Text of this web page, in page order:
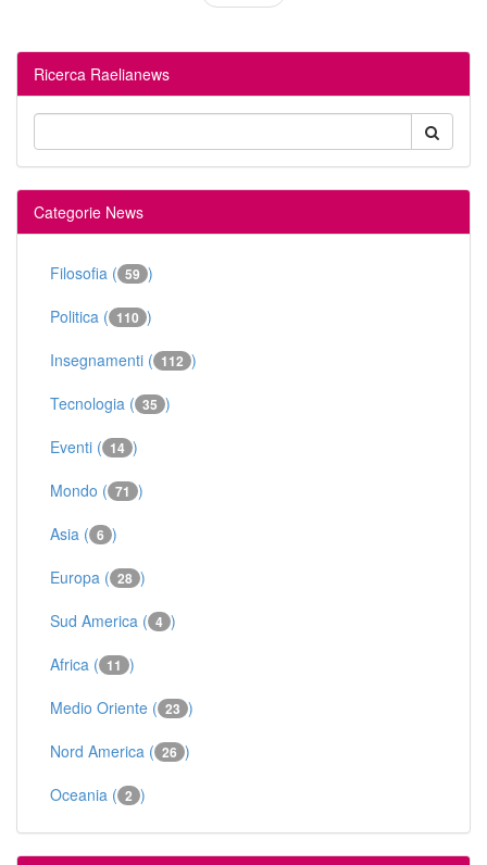
Ricerca Raelianews
Categorie News
Filosofia ( 59 )
Politica ( 110 )
Insegnamenti ( 112 )
Tecnologia ( 35 )
Eventi ( 14 )
Mondo ( 71 )
Asia ( 6 )
Europa ( 28 )
Sud America ( 4 )
Africa ( 11 )
Medio Oriente ( 23 )
Nord America ( 26 )
Oceania ( 2 )